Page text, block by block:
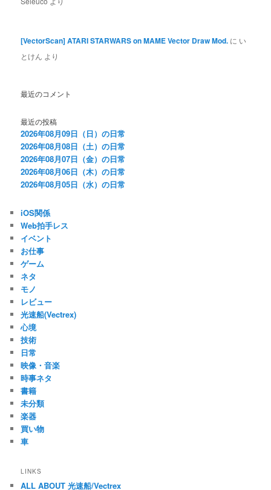
[VectorScan] ATARI STARWARS on MAME Vector Draw Mod. に い
とけん より
最近のコメント
最近の投稿
2026年08月09日（日）の日常
2026年08月08日（土）の日常
2026年08月07日（金）の日常
2026年08月06日（木）の日常
2026年08月05日（水）の日常
iOS関係
Web拍手レス
イベント
お仕事
ゲーム
ネタ
モノ
レビュー
光速船(Vectrex)
心境
技術
日常
映像・音楽
時事ネタ
書籍
未分類
楽器
買い物
車
LINKS
ALL ABOUT 光速船/Vectrex